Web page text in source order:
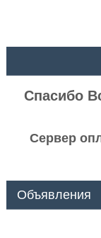
Спасибо
Сервер
Объявления